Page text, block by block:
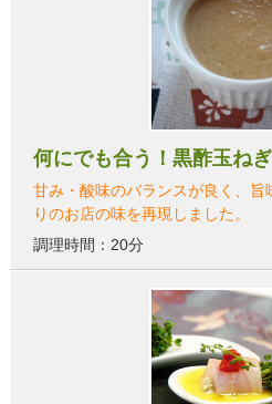
何にでも合う！黒酢玉ね
甘み・酸味のバランスが良く、旨
りのお店の味を再現しました。
調理時間：20分